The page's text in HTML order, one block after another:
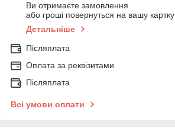
Ви отримаєте замовлення
або гроші повернуться на вашу картку
Детальніше
Післяплата
Оплата за реквізитами
Післяплата
Всі умови оплати